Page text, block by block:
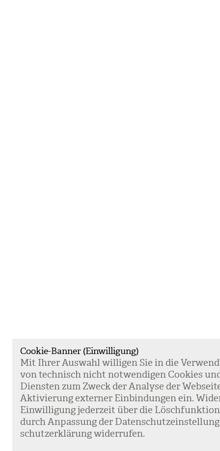
Cookie-Banner (Einwilligung)
Mit Ihrer Aus­wahl wil­li­gen Sie in die
von tech­nisch nicht not­wen­di­gen Coo­kies
Diens­ten zum Zweck der Ana­lyse der
Akti­vie­rung exter­ner Ein­bin­dun­gen ein.
Ein­wil­li­gung jeder­zeit über die
durch Anpas­sung der
schutz­er­klä­rung wider­ru­fen.